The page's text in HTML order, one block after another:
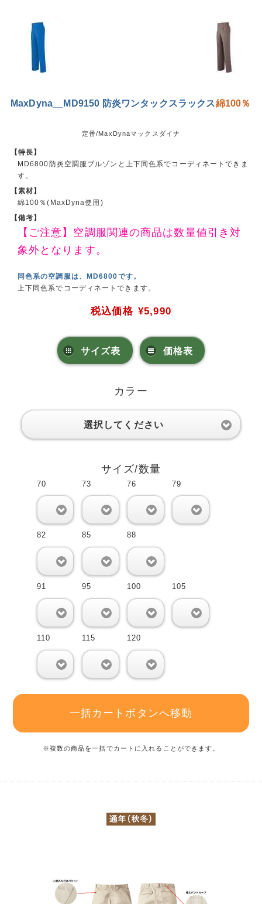
MaxDyna__MD9150 防炎ワンタックスラックス綿100％
定番/MaxDynaマックスダイナ
【特長】
MD6800防炎空調服ブルゾンと上下同色系でコーディネートできま
す。
【素材】
綿100％(MaxDyna使用)
【備考】
【ご注意】空調服関連の商品は数量値引き対
象外となります。
同色系の空調服は、MD6800です。
上下同色系でコーディネートできます。
税込価格 ¥5,990
サイズ表 価格表
カラー
選択してください
サイズ/数量
70 73 76 79
82 85 88
91 95 100 105
110 115 120
一括カートボタンへ移動
※複数の商品を一括でカートに入れることができます。